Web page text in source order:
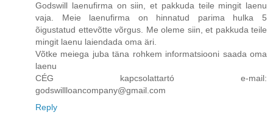
Godswill laenufirma on siin, et pakkuda teile mingit laenu
vaja. Meie laenufirma on hinnatud parima hulka 5
õigustatud ettevõtte võrgus. Me oleme siin, et pakkuda teile
mingit laenu laiendada oma äri.
Võtke meiega juba täna rohkem informatsiooni saada oma
laenu
CÉG kapcsolattartó e-mail:
godswillloancompany@gmail.com
Reply